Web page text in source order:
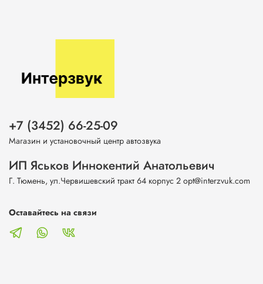
+7 (3452) 66-25-09
Магазин и установочный центр автозвука
ИП Яськов Иннокентий Анатольевич
Г. Тюмень, ул.Червишевский тракт 64 корпус 2 opt@interzvuk.com
Оставайтесь на связи